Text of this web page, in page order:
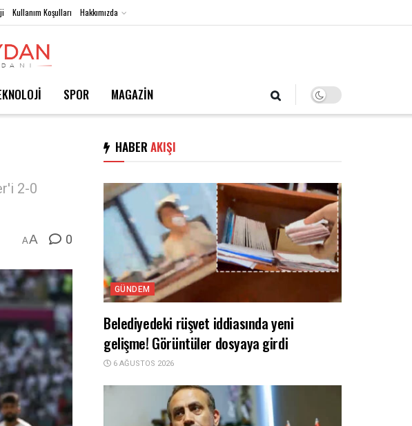
Kullanım Koşulları Hakkımızda
SPOR MAGAZİN
2-0
AA 0
HABER AKIŞI
GÜNDEM
Belediyedeki rüşvet iddiasında yeni
gelişme! Görüntüler dosyaya girdi
6 AĞUSTOS 2026